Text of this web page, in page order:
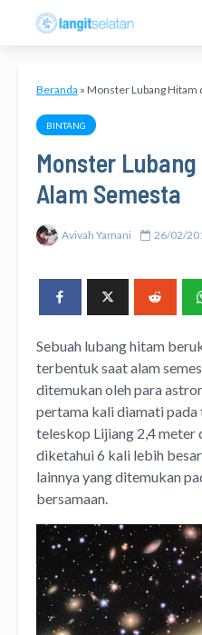
Beranda » Monster Lubang Hitam
BINTANG
Monster
Alam Semesta
Avivah Yamani 26/02/
Sebuah lubang hitam
terbentuk saat alam
ditemukan oleh para
pertama kali diamati pada
teleskop Lijiang 2,4 meter
diketahui 6 kali lebih
lainnya yang ditemukan
bersamaan.